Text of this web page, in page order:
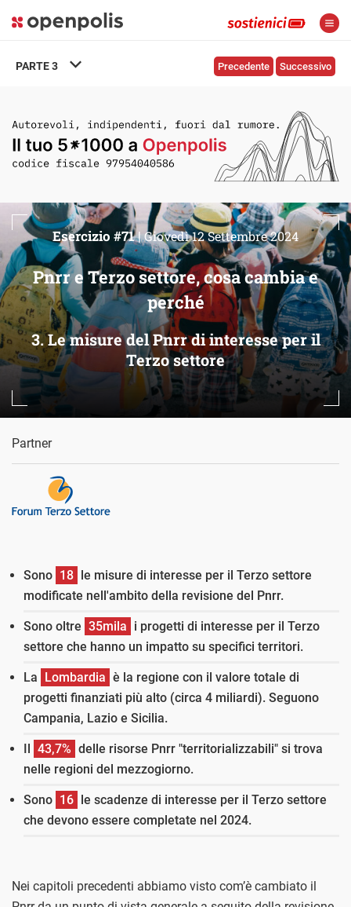
Precedente Successivo
PARTE3
Pnrr e Terzo settore, cosa cambia e
perché
3. Le misure del Pnrr di interesse per il
Terzo settore
Esercizio #71 |Giovedì 12 Settembre 2024
Partner
Sono 18 le misure di interesse per il Terzo settore
modificate nell'ambito della revisione del Pnrr.
Sono oltre 35mila i progetti di interesse per il Terzo
settore che hanno un impatto su specifici territori.
La Lombardia è la regione con il valore totale di
progetti finanziati più alto (circa 4 miliardi). Seguono
Campania, Lazio e Sicilia.
Il 43,7% delle risorse Pnrr "territorializzabili" si trova
nelle regioni del mezzogiorno.
Sono 16 le scadenze di interesse per il Terzo settore
che devono essere completate nel 2024.
Nei capitoli precedenti abbiamo visto com’è cambiato il